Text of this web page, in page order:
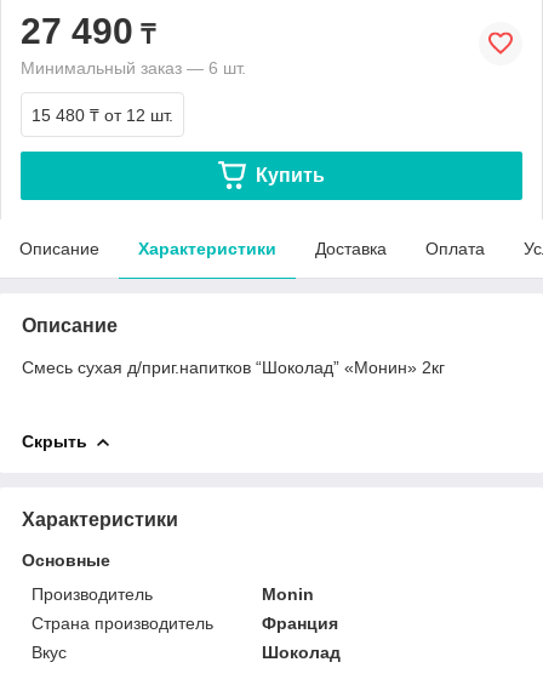
27 490 ₸
Минимальный заказ — 6 шт.
15 480 ₸ от 12 шт.
Купить
Описание Характеристики Доставка Оплата
Описание
Смесь сухая д/приг.напитков “Шоколад” «Монин» 2кг
Скрыть
Характеристики
Основные
Производитель
Monin
Страна производитель
Франция
Вкус
Шоколад